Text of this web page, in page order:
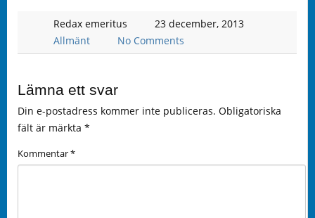
Redax emeritus
23 december, 2013
Allmänt
No Comments
Lämna ett svar
Din e-postadress kommer inte publiceras. Obligatoriska
fält är märkta *
Kommentar*